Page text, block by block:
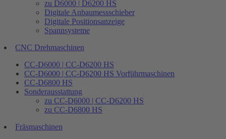
zu D6000 | D6200 HS
Digitale Anbaumessschieber
Digitale Positionsanzeige
Spannsysteme
CNC Drehmaschinen
CC-D6000 | CC-D6200 HS
CC-D6000 | CC-D6200 HS Vorführmaschinen
CC-D6800 HS
Sonderausstattung
zu CC-D6000 | CC-D6200 HS
zu CC-D6800 HS
Fräsmaschinen